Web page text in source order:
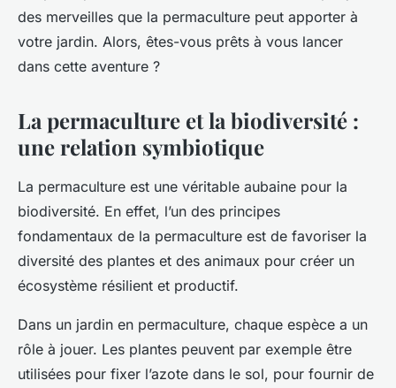
des merveilles que la permaculture peut apporter à
votre jardin. Alors, êtes-vous prêts à vous lancer
dans cette aventure ?
La permaculture et la biodiversité :
une relation symbiotique
La permaculture est une véritable aubaine pour la
biodiversité. En effet, l’un des principes
fondamentaux de la permaculture est de favoriser la
diversité des plantes et des animaux pour créer un
écosystème résilient et productif.
Dans un jardin en permaculture, chaque espèce a un
rôle à jouer. Les plantes peuvent par exemple être
utilisées pour fixer l’azote dans le sol, pour fournir de